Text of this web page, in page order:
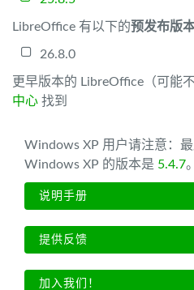
LibreOffice 有以下的预发布版
26.8.0
更早版本的 LibreOffice（可能
中心 找到
Windows XP 用户请注意：
Windows XP 的版本是 5.4.7。
说明手册
提供反馈
加入我们！